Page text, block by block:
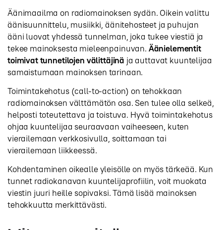
Äänimaailma on radiomainoksen sydän. Oikein valittu
äänisuunnittelu, musiikki, äänitehosteet ja puhujan
ääni luovat yhdessä tunnelman, joka tukee viestiä ja
tekee mainoksesta mieleenpainuvan. Äänielementit
toimivat tunnetilojen välittäjinä ja auttavat kuuntelijaa
samaistumaan mainoksen tarinaan.
Toimintakehotus (call-to-action) on tehokkaan
radiomainoksen välttämätön osa. Sen tulee olla selkeä,
helposti toteutettava ja toistuva. Hyvä toimintakehotus
ohjaa kuuntelijaa seuraavaan vaiheeseen, kuten
vierailemaan verkkosivulla, soittamaan tai
vierailemaan liikkeessä.
Kohdentaminen oikealle yleisölle on myös tärkeää. Kun
tunnet radiokanavan kuuntelijaprofiilin, voit muokata
viestin juuri heille sopivaksi. Tämä lisää mainoksen
tehokkuutta merkittävästi.